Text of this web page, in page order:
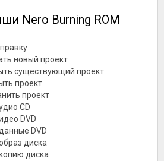
Nero Burning ROM
новый проект
существующий проект
проект
проект
CD
DVD
DVD
диска
диска